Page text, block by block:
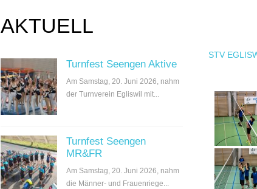
AKTUELL
Turnfest Seengen Aktive
Am Samstag, 20. Juni 2026, nahm
der Turnverein Egliswil mit...
Turnfest Seengen
MR&FR
Am Samstag, 20. Juni 2026, nahm
die Männer- und Frauenriege...
STV